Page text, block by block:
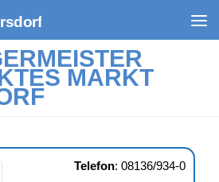
MARKT
Telefon: 08136/934-0